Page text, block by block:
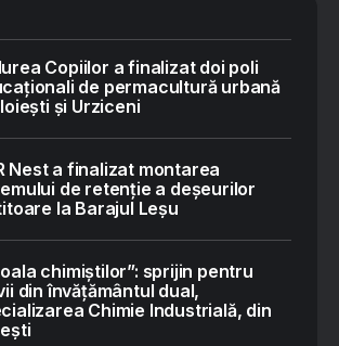
Copiilor a finalizat doi poli
de permacultură urbană
și Urziceni
Nest a finalizat montarea
de retenție a deșeurilor
la Barajul Leșu
chimiștilor”: sprijin pentru
din învățământul dual,
Chimie Industrială, din